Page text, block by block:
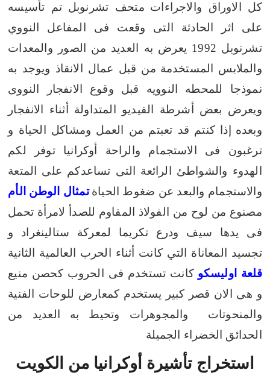
كل الاوراق والاجراءات متحف تشرنوبل تم تأسيسه
على اثر الحادثة التى وقعت فى المفاعل النووي
تشرنوبل 1992 يعرض به العديد من الصور والمعدات
والملابس المستخدمة من قبل عمال الانقاذ ويوجد به
نموذجا للمحطه النوويه قبل وقوع الانفجار النووى
ويعرض بعض أشرطة الفيديو المتداولة أثناء الانفجار
وبعده
إذا كنتم قد تعبتم من العمل ومشاكل الحياة و
ترغبون فى الاستجمام والراحة أوكرانيا توفر لكم
الهدوء والشواطئ الرائعة التى تساعدكم على المتعة
والاستجمام والبعد عن ضغوط الحياة تمثال الوطن الأم
مصنوع من لوح من الفولاذ المقاوم للصدأ لامرأة تحمل
فى يدها سيف ودرع تكريما لمعركة ستالينغراد و
تجسيد المعاناة التي كانت أثناء الحرب العالمية الثانية
قلعة اوليسكو كانت تستخدم فى الحروب كحصن منيع
و هى الان قصر كبير يستخدم كمعارض للوحات الفنية
والمنحوتات والمجوهرات وتحيط به العديد من
الحدائق الخضراء الجميلة
استخراج تأشيرة أوكرانيا من الكويت